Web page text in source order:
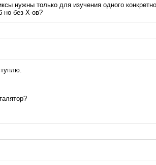
нужны только для изучения одного
но без Х-ов?